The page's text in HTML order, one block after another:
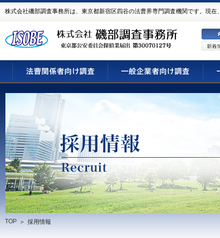
株式会社磯部調査事務所は、東京都新宿区四谷の法曹界専門調査機関です。現在
TOP ＞ 採用情報